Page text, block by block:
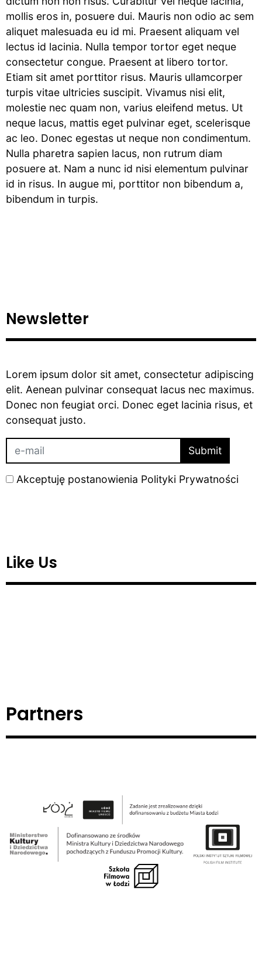
mollis eros in, posuere dui. Mauris non odio ac sem
aliquet malesuada eu id mi. Praesent aliquam vel
lectus id lacinia. Nulla tempor tortor eget neque
consectetur congue. Praesent at libero tortor.
Etiam sit amet porttitor risus. Mauris ullamcorper
turpis vitae ultricies suscipit. Vivamus nisi elit,
molestie nec quam non, varius eleifend metus. Ut
neque lacus, mattis eget pulvinar eget, scelerisque
ac leo. Donec egestas ut neque non condimentum.
Nulla pharetra sapien lacus, non rutrum diam
posuere at. Nam a nunc id nisi elementum pulvinar
id in risus. In augue mi, porttitor non bibendum a,
bibendum in turpis.
Newsletter
Lorem ipsum dolor sit amet, consectetur adipiscing
elit. Aenean pulvinar consequat lacus nec maximus.
Donec non feugiat orci. Donec eget lacinia risus, et
consequat justo.
Submit
Akceptuję postanowienia Polityki Prywatności
Like Us
Partners